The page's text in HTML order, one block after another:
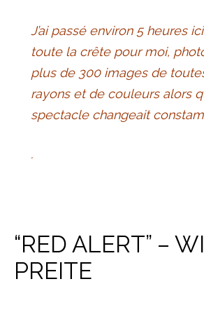
J’ai passé environ 5 heures
toute la crête pour moi,
plus de 300 images de
rayons et de couleurs alors
spectacle changeait
.
“RED ALERT” –
PREITE